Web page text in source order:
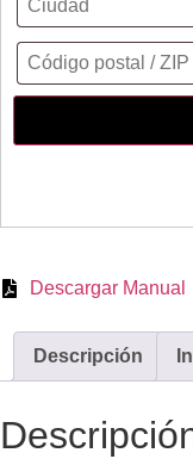
Descargar Manual
Descripción